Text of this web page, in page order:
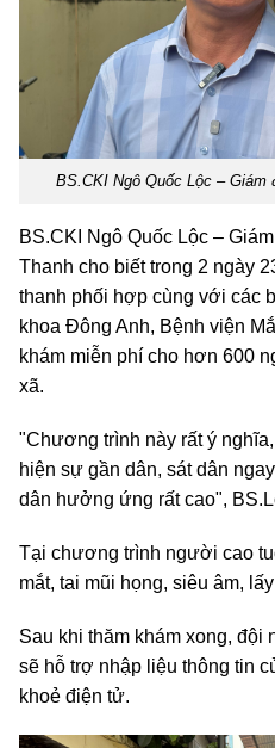
BS.CKI Ngô Quốc Lộc – Giám
BS.CKI Ngô Quốc Lộc –
Thanh cho biết trong 2 ngày
thanh phối hợp cùng với các
khoa Đông Anh, Bệnh viện
khám miễn phí cho hơn 600
xã.
"Chương trình này rất ý
hiện sự gần dân, sát dân
dân hưởng ứng rất cao",
Tại chương trình người cao
mắt, tai mũi họng, siêu âm,
Sau khi thăm khám xong, đội
sẽ hỗ trợ nhập liệu thông tin
khoẻ điện tử.